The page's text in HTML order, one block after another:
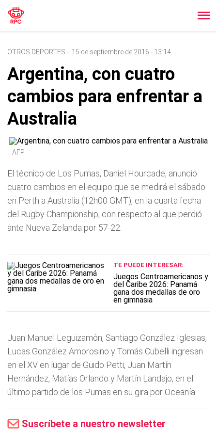
OTROS DEPORTES - 15 de septiembre de 2016 - 13:14
Argentina, con cuatro
cambios para enfrentar a
Australia
AFP
El técnico de Los Pumas, Daniel Hourcade, anunció
cuatro cambios en el equipo que se medirá el sábado
en Perth a Australia (12h00 GMT), en la cuarta fecha
del Rugby Championship, con respecto al que perdió
ante Nueva Zelanda por 57-22.
TE PUEDE INTERESAR:
Juegos Centroamericanos y
del Caribe 2026: Panamá
gana dos medallas de oro
en gimnasia
Juan Manuel Leguizamón, Santiago González Iglesias,
Lucas González Amorosino y Tomás Cubelli ingresan
en el XV en lugar de Guido Petti, Juan Martín
Hernández, Matías Orlando y Martín Landajo, en el
último partido de los Pumas en su gira por Oceanía.
Suscríbete a nuestro newsletter